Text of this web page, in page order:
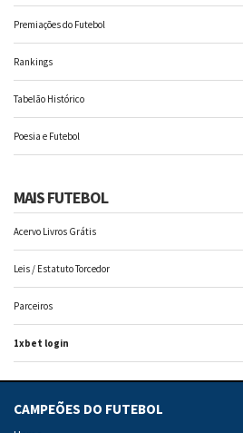
Premiações do Futebol
Rankings
Tabelão Histórico
Poesia e Futebol
MAIS FUTEBOL
Acervo Livros Grátis
Leis / Estatuto Torcedor
Parceiros
1xbet login
CAMPEÕES DO FUTEBOL